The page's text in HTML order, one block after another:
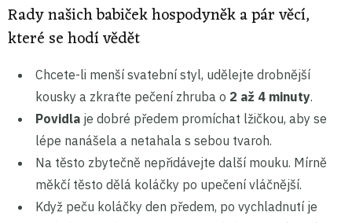
Rady našich babiček hospodyněk a pár věcí,
které se hodí vědět
Chcete-li menší svatební styl, udělejte drobnější
kousky a zkraťte pečení zhruba o 2 až 4 minuty.
Povidla je dobré předem promíchat lžičkou, aby se
lépe nanášela a netahala s sebou tvaroh.
Na těsto zbytečně nepřidávejte další mouku. Mírně
měkčí těsto dělá koláčky po upečení vláčnější.
Když peču koláčky den předem, po vychladnutí je